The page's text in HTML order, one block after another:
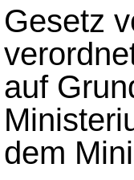
Gesetz
auf
dem